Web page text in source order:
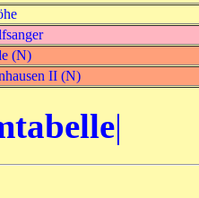
(N)
II (N)
|